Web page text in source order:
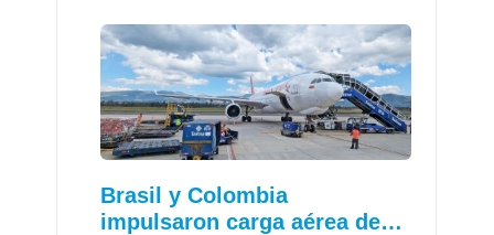
Brasil y Colombia
impulsaron carga aérea de…